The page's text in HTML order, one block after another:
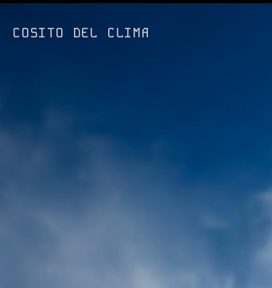
COSITO DEL CLIMA